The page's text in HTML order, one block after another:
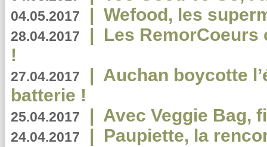
04.05.2017 | Wefood, les
28.04.2017 | Les RemorCoeurs
!
27.04.2017 | Auchan boycotte
batterie !
25.04.2017 | Avec Veggie Bag,
24.04.2017 | Paupiette, la